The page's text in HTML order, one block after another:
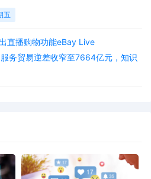
五
直播购物功能eBay Live
务贸易逆差收窄至7664亿元，知识